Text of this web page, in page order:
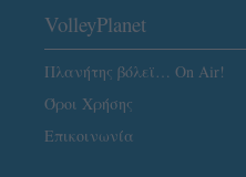
VolleyPlanet
Πλανήτης βόλεϊ… On Air!
Όροι Χρήσης
Επικοινωνία